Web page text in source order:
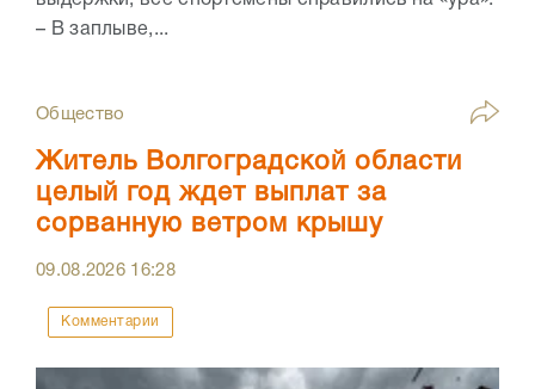
– В заплыве,...
Общество
Житель Волгоградской области
целый год ждет выплат за
сорванную ветром крышу
09.08.2026 16:28
Комментарии